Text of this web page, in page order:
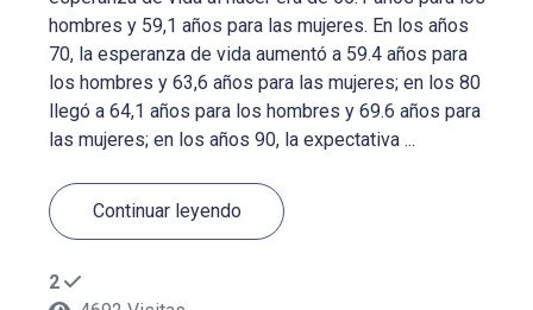
hombres y 59,1 años para las mujeres. En los años
70, la esperanza de vida aumentó a 59.4 años para
los hombres y 63,6 años para las mujeres; en los 80
llegó a 64,1 años para los hombres y 69.6 años para
las mujeres; en los años 90, la expectativa ...
Continuar leyendo
2